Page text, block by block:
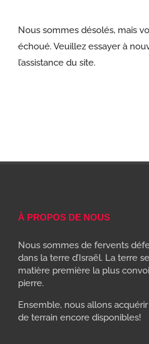
Nous sommes désolés, mais
échoué. Veuillez essayer à
l’assistance du site.
À PROPOS DE NOUS
Nous sommes de fervents
dans la terre d’Israël. La terre
matière première la plus
pierre.
Ensemble, nous allons
de terrain encore disponibles!